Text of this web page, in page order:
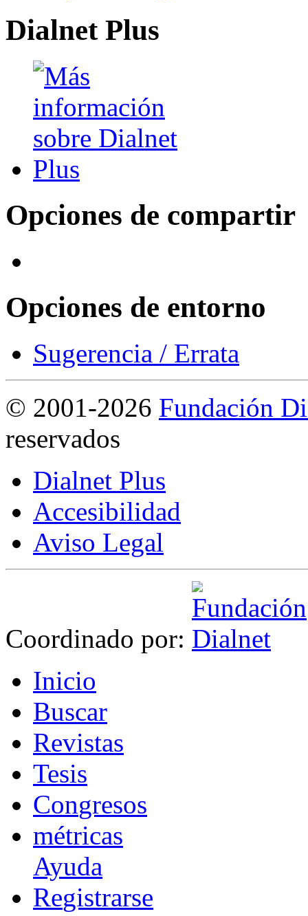
Dialnet Plus
Opciones de compartir
Opciones de entorno
Sugerencia / Errata
© 2001-2026 Fundación
reservados
Dialnet Plus
Accesibilidad
Aviso Legal
Coordinado por:
Inicio
Buscar
Revistas
Tesis
Congresos
métricas
Ayuda
Registrarse